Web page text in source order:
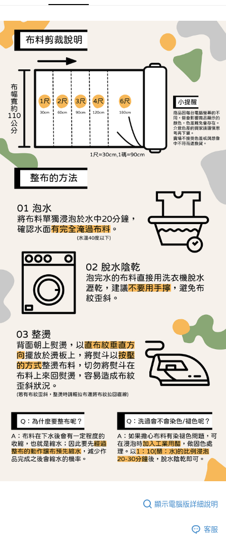
4.訂單成立30分鐘內，如未前往確認交易或遇審核未通過，訂單將自動取
法說明評估內容。
【繳款方式說明】
1.分期款項不併入電信帳單，「大哥付你分期」於每月結算日後寄送繳費提
醒簡訊。
2.透過簡訊連結打開帳單後，可選擇「超商條碼／台灣大直營門市／銀行轉
帳／街口支付／iPASS MONEY」等通路繳費。
【注意事項】
1.本服務係由「台灣大哥大股份有限公司」（以下簡稱本公司）所提供，讓
用戶於交易時，得透過本服務購買商品或服務，並由商店將買賣／分期付款
買賣價金債權讓與本公司後，依約使用本公司帳單繳交帳款。
2.基於同意付款使用「大哥付你分期」之契約關係目的，商店將以您的個人
資料（包含姓名、電話或地址）提供予台灣大哥大進項蒐集、處理及利用，
由本公司與您本人進行分期帳單所需資料之確認、核對及更正。
3.完整用戶服務條款，請詳閱以下連結： https://oppay.tw/userRule
３．安心：先確認商品／服務後，再付款。
【「AFTEE先享後付」結帳流程】
１．於結帳方式選擇「AFTEE先享後付」後，將跳轉至「AFTEE先享後付」
結帳頁面，進行簡訊認證並確認金額後，即可完成結帳。
２．訂單成立數日內，您將收到繳費通知簡訊。
３．收到繳費通知簡訊後14天內，點擊此簡訊中的連結，可透過四大超商／
ATM／網路銀行／等多元方式進行付款，方視為交易完成。
※ 請注意：結帳手續完成當下不需立刻繳費，但若您需要取消訂單，請聯絡
購買商品的店家。未經商家同意取消之訂單仍視為有效，需透過AFTEE先享
後付繳納相關費用。
※ 交易是否成功請以「AFTEE先享後付 」之結帳頁面顯示為準，若有關於
是否繳費成功／繳費後需取消欲退款等相關疑問，請聯繫「AFTEE先享後付
客戶支援中心」https://netprotections.freshdesk.com/support/home
【注意事項】
１．透過由恩沛科技股份有限公司提供之「AFTEE先享後付」服務完成之交
易，需依本服務之必要範圍內提供個人資料，並將交易相關給付款項請求債
權轉讓予恩沛科技股份有限公司。
https://aftee.tw/terms/#terms3
３．未成年的使用者請事先徵得法定代理人或監護人之同意方可使用
「AFTEE先享後付」，若未經同意申辦者引起之損失，本公司不負相關責
４．使用「AFTEE先享後付」時，將依據個別帳號之用戶狀況，依本公司即
時審查核予不同之上限額度；若仍有額度不足之情形，本公司將視審查結果
請求用戶進行身份認證。
５．嚴禁一人註冊多個帳號或使用他人資訊註冊。若發現惡意使用之情形，
恩沛科技股份有限公司將有權停止該用戶之使用額度並採取法律行動。
全家取貨付款
每筆NT$65，滿NT$1,500(含以上)免運費
7-11取貨付款
每筆NT$65，滿NT$1,500(含以上)免運費
宅配
每筆NT$150，滿NT$1,500(含以上)免運費
離島宅配
顯示電腦版詳細說明
客服